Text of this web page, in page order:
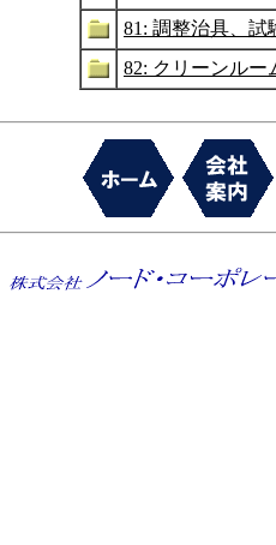
81: 調整治具、試
82: クリーンルー